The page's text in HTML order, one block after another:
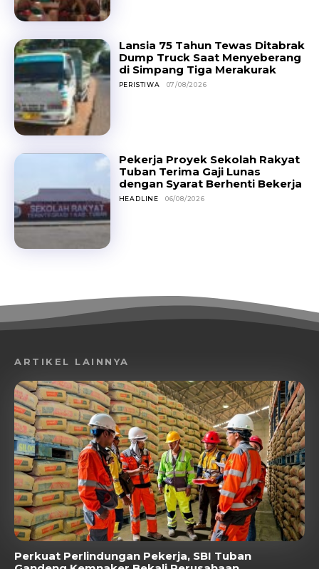
Lansia 75 Tahun Tewas Ditabrak
Dump Truck Saat Menyeberang
di Simpang Tiga Merakurak
PERISTIWA 07/08/2026
Pekerja Proyek Sekolah Rakyat
Tuban Terima Gaji Lunas
dengan Syarat Berhenti Bekerja
HEADLINE 06/08/2026
ARTIKEL LAINNYA
Perkuat Perlindungan Pekerja, SBI Tuban